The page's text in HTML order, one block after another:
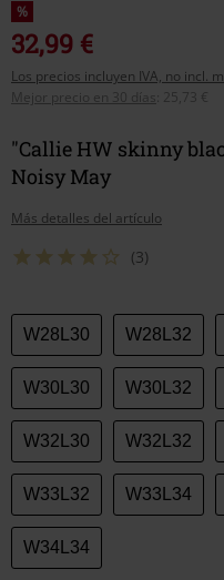
%
32,99 €
Los precios incluyen IVA, no incl.
Mejor precio en 30 días
25,73 €
"Callie HW skinny
Noisy May
Más detalles del artículo
(3)
Elige
tu
talla
W28L30 W28L32
W30L30 W30L32
W32L30 W32L32
W33L32 W33L34
W34L34